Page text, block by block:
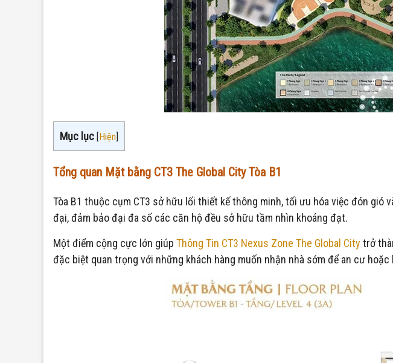
Mục lục [Hiện]
Tổng quan Mặt bằng CT3 The Global City Tòa B1
Tòa B1 thuộc cụm CT3 sở hữu lối thiết kế thông minh, tối ưu hóa việc đón
đại, đảm bảo đại đa số các căn hộ đều sở hữu tầm nhìn khoáng đạt.
Một điểm cộng cực lớn giúp Thông Tin CT3 Nexus Zone The Global City trở
đặc biệt quan trọng với những khách hàng muốn nhận nhà sớm để an cư